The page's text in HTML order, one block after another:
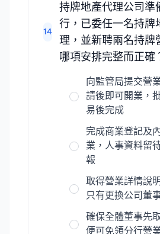
14
持牌地產代理公司準
行，已委任一名持牌
理，並新聘兩名持牌
哪項安排完整而正確
向監管局提交營
請後即可開業，
易後完成
完成商業登記及
業，人事資料留
報
取得營業詳情說
只有更換公司董
確保全體董事先
便可免領分行營